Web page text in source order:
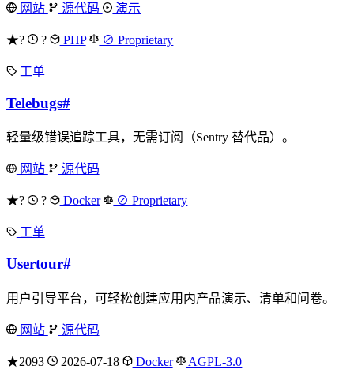
网站 源代码 演示
★? ? PHP ⊘ Proprietary
工单
Telebugs#
轻量级错误追踪工具，无需订阅（Sentry 替代品）。
网站 源代码
★? ? Docker ⊘ Proprietary
工单
Usertour#
用户引导平台，可轻松创建应用内产品演示、清单和问卷。
网站 源代码
★2093 2026-07-18 Docker AGPL-3.0